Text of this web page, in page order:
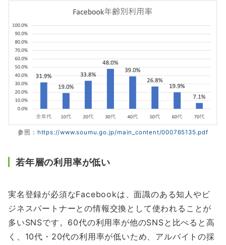
参照： https://www.soumu.go.jp/main_content/000765135.pdf
若年層の利用率が低い
実名登録が必須なFacebookは、面識のある知人やビ
ジネスパートナーとの情報交換として使われることが
多いSNSです。60代の利用率が他のSNSと比べると高
く、10代・20代の利用率が低いため、アルバイトの採